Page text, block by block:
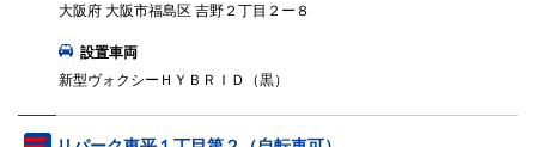
大阪府 大阪市福島区 吉野２丁目２ー８
設置車両
新型ヴォクシーＨＹＢＲＩＤ（黒）